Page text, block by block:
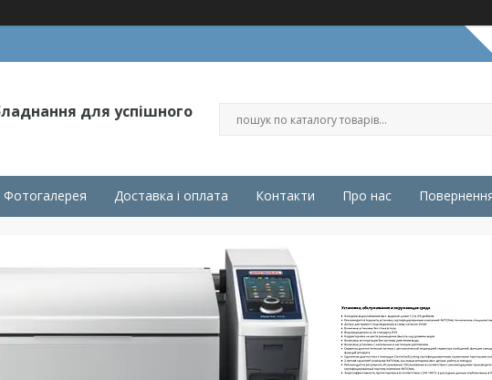
для успішного
Фотогалерея Доставка і оплата Контакти Про нас